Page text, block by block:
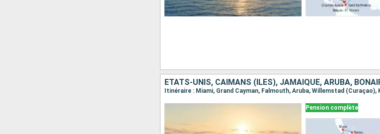
Itinéraire : Miami, Grand Cayman, Falmouth, Aruba, Willemstad
Pension complète